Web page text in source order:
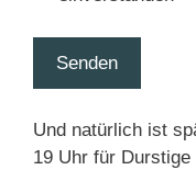
Senden
Und natürlich ist
19 Uhr für